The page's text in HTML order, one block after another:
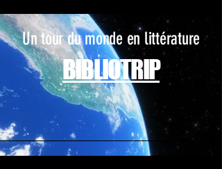
Un tour du monde en littérature
BIBLIOTRIP